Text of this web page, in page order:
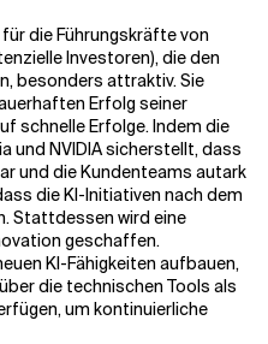
die Führungskräfte von
Investoren), die den
besonders attraktiv. Sie
Erfolg seiner
schnelle Erfolge. Indem die
und NVIDIA sicherstellt, dass
und die Kundenteams autark
die KI-Initiativen nach dem
Stattdessen wird eine
geschaffen.
KI-Fähigkeiten aufbauen,
die technischen Tools als
um kontinuierliche